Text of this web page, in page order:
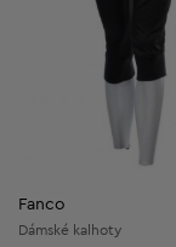
Fanco
Dámské kalhoty